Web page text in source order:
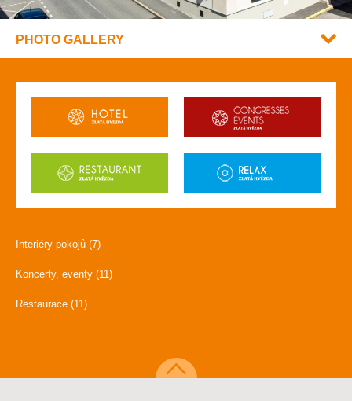
PHOTO GALLERY
Interiéry pokojů (7)
Koncerty, eventy (11)
Restaurace (11)